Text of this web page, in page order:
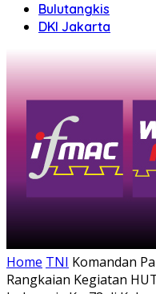
Bulutangkis
DKI Jakarta
Home TNI Komandan
Rangkaian Kegiatan